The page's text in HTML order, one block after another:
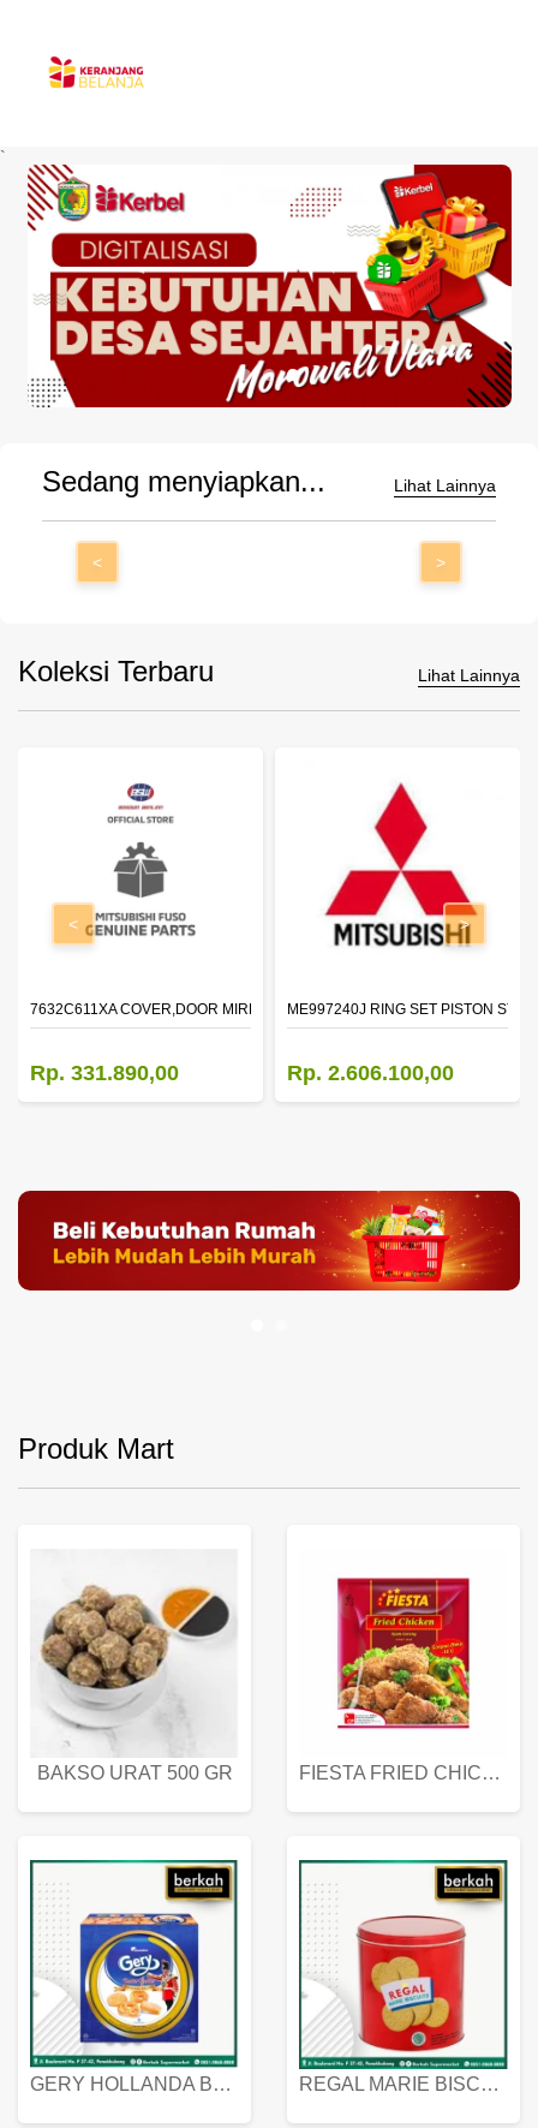
`
Sedang menyiapkan... Lihat Lainnya
< >
Koleksi Terbaru Lihat Lainnya
7632C611XA COVER,DOOR MIRROR,OTR LH
Rp. 331.890,00
ME997240J RING SET PISTON STD
Rp. 2.606.100,00
< >
Produk Mart
BAKSO URAT 500 GR FIESTA FRIED CHICKEN 500 GR
GERY HOLLANDA BUTTER COOKIES 450 GRAM REGAL MARIE BISCUIT KALENG 550 GRAM